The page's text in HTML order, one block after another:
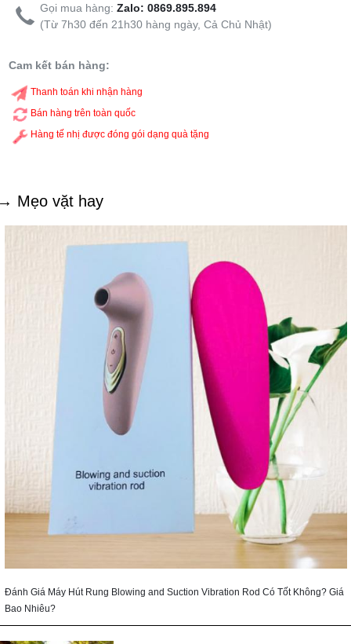
Gọi mua hàng: Zalo: 0869.895.894
(Từ 7h30 đến 21h30 hàng ngày, Cả Chủ Nhật)
Cam kết bán hàng:
Thanh toán khi nhận hàng
Bán hàng trên toàn quốc
Hàng tế nhị được đóng gói dạng quà tặng
Mẹo vặt hay
Đánh Giá Máy Hút Rung Blowing and Suction Vibration Rod Có Tốt Không? Giá
Bao Nhiêu?